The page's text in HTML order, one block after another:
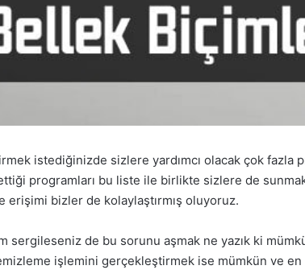
istediğinizde sizlere yardımcı olacak çok fazla
programları bu liste ile birlikte sizlere de
bizler de kolaylaştırmış oluyoruz.
sergileseniz de bu sorunu aşmak ne yazık ki
işlemini gerçekleştirmek ise mümkün ve